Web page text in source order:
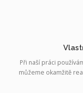
Při naší práci
můžeme okamžitě